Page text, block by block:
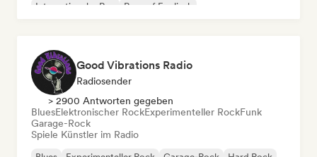
Internationaler Rap
Rap auf Englisch
Good Vibrations Radio
Radiosender
> 2900 Antworten gegeben
BluesElektronischer RockExperimenteller RockFunk
Garage-Rock
Spiele Künstler im Radio